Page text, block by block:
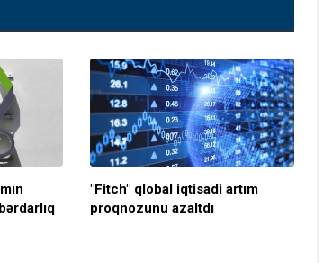
"Fitch" qlobal iqtisadi artım
proqnozunu azaltdı